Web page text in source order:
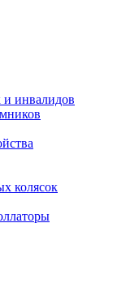
инвалидов
колясок